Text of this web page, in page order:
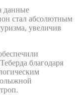
данные
стал абсолютным
увеличив
благодаря